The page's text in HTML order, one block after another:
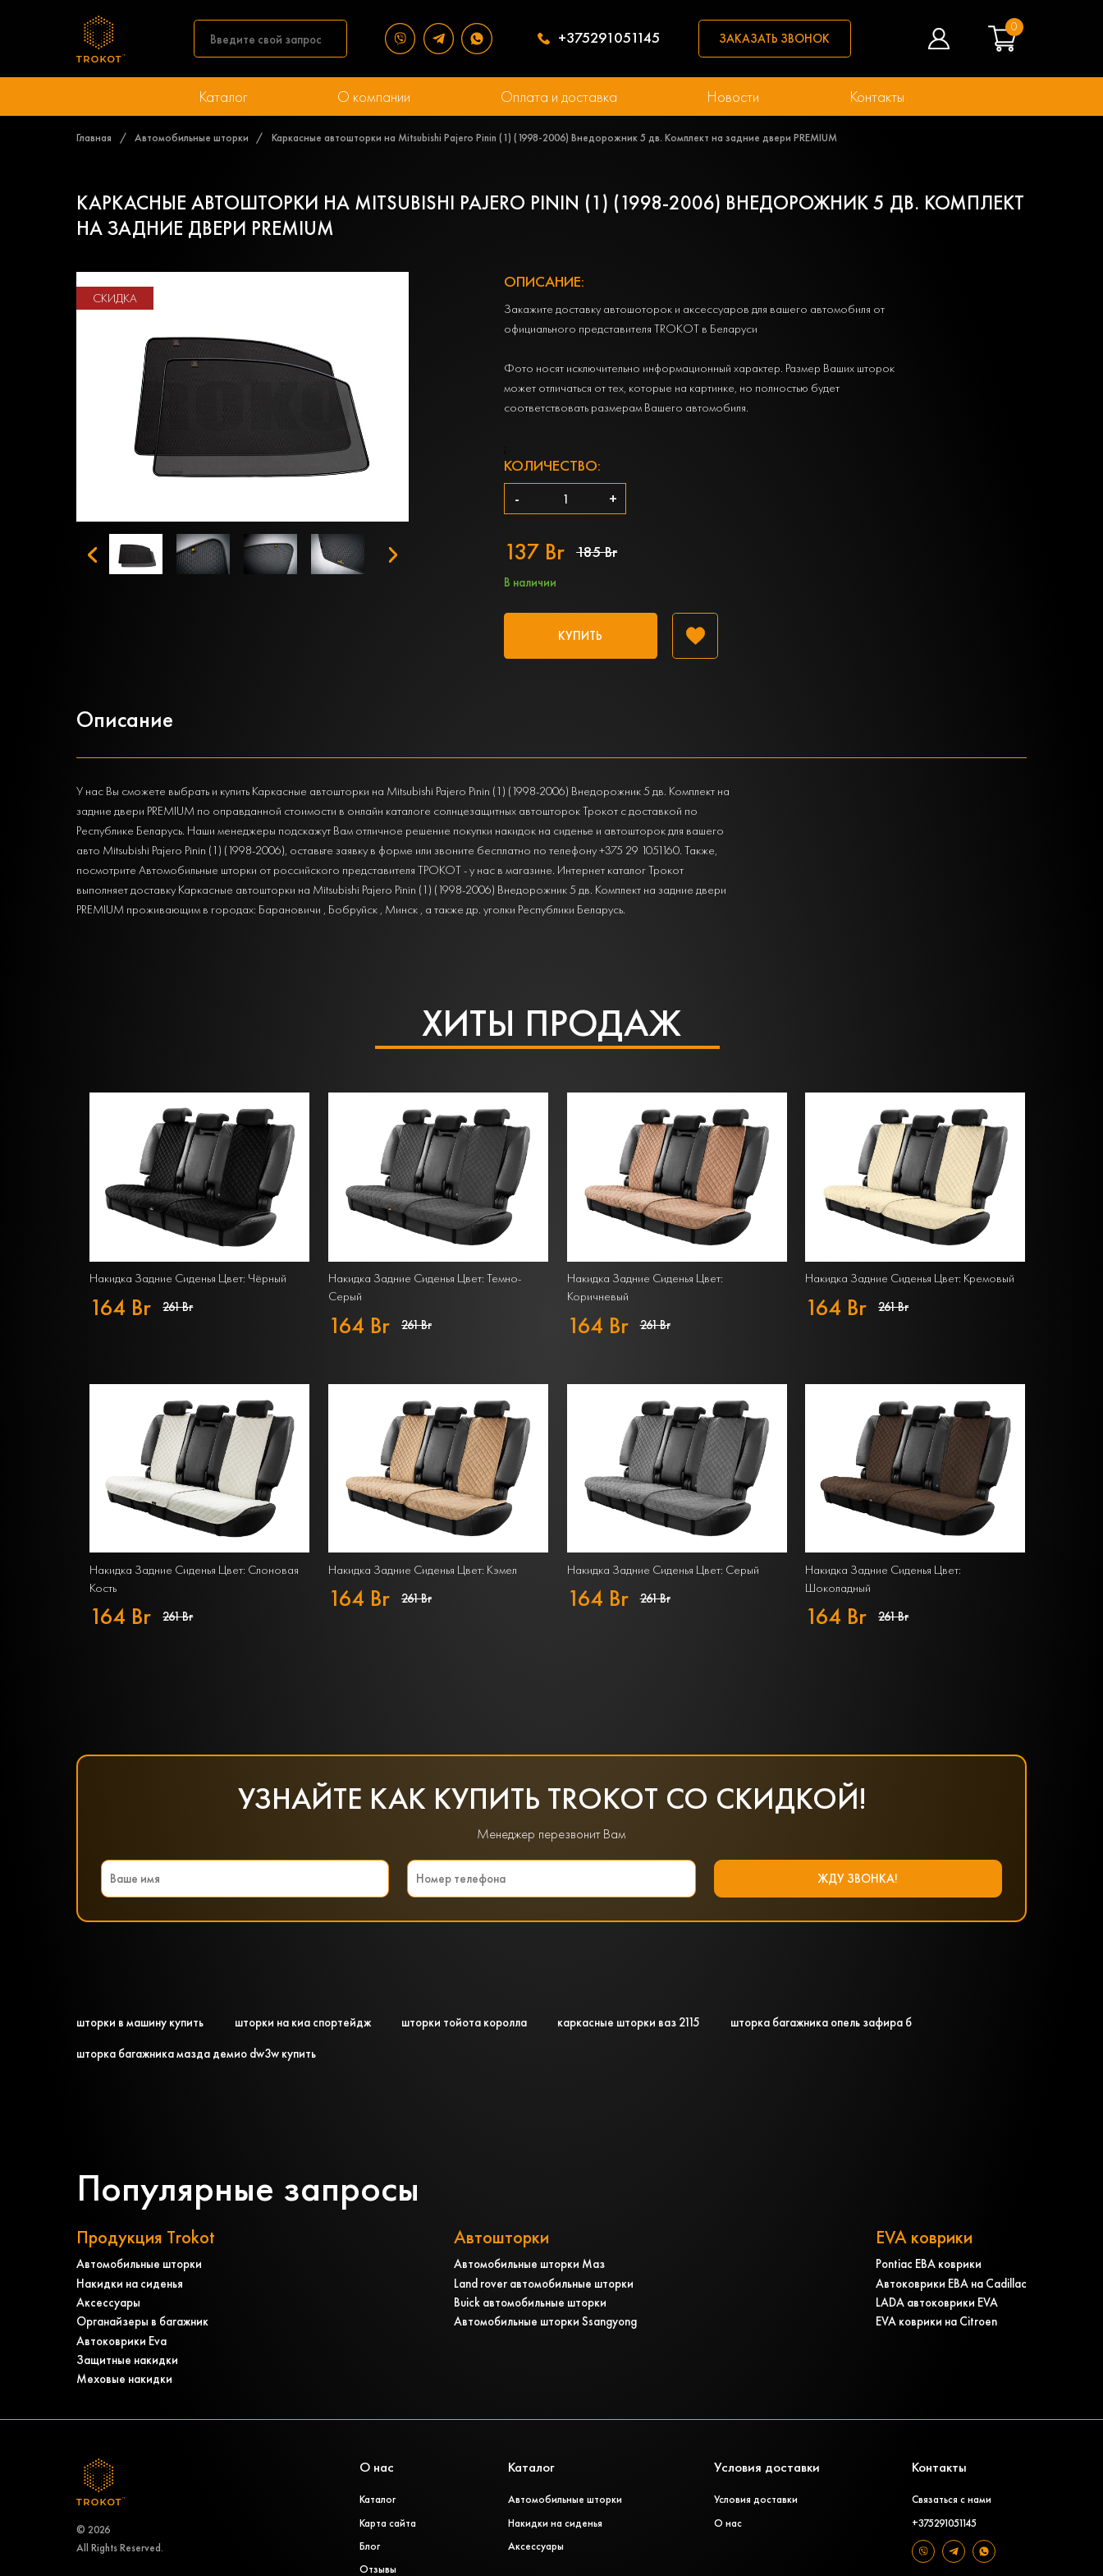
+375291051145 ЗАКАЗАТЬ ЗВОНОК
0
Каталог О компании Оплата и доставка Новости Контакты
Главная Автомобильные шторки Каркасные автошторки на Mitsubishi Pajero Pinin (1) (1998-2006) Внедорожник 5 дв. Комплект на задние двери PREMIUM
КАРКАСНЫЕ АВТОШТОРКИ НА MITSUBISHI PAJERO PININ (1) (1998-2006) ВНЕДОРОЖНИК 5 ДВ. КОМПЛЕКТ
НА ЗАДНИЕ ДВЕРИ PREMIUM
СКИДКА
ОПИСАНИЕ:
Закажите доставку автошоторок и аксессуаров для вашего автомобиля от
официального представителя TROKOT в Беларуси
Фото носят исключительно информационный характер. Размер Ваших шторок
может отличаться от тех, которые на картинке, но полностью будет
соответствовать размерам Вашего автомобиля.
КОЛИЧЕСТВО:
-
+
137 Br 185 Br
В наличии
КУПИТЬ
Описание
У нас Вы сможете выбрать и купить Каркасные автошторки на Mitsubishi Pajero Pinin (1) (1998-2006) Внедорожник 5 дв. Комплект на
задние двери PREMIUM по оправданной стоимости в онлайн каталоге солнцезащитных автошторок Трокот с доставкой по
Республике Беларусь. Наши менеджеры подскажут Вам отличное решение покупки накидок на сиденье и автошторок для вашего
авто Mitsubishi Pajero Pinin (1) (1998-2006), оставьте заявку в форме или звоните бесплатно по телефону +375 29 1051160. Также,
посмотрите Автомобильные шторки от российского представителя ТРОКОТ - у нас в магазине. Интернет каталог Трокот
выполняет доставку Каркасные автошторки на Mitsubishi Pajero Pinin (1) (1998-2006) Внедорожник 5 дв. Комплект на задние двери
PREMIUM проживающим в городах: Барановичи , Бобруйск , Минск , а также др. уголки Республики Беларусь.
ХИТЫ ПРОДАЖ
Накидка Задние Сиденья Цвет: Чёрный
164 Br 261 Br
Накидка Задние Сиденья Цвет: Темно-
Серый
164 Br 261 Br
Накидка Задние Сиденья Цвет:
Коричневый
164 Br 261 Br
Накидка Задние Сиденья Цвет: Кремовый
164 Br 261 Br
Накидка Задние Сиденья Цвет: Слоновая
Кость
164 Br 261 Br
Накидка Задние Сиденья Цвет: Кэмел
164 Br 261 Br
Накидка Задние Сиденья Цвет: Серый
164 Br 261 Br
Накидка Задние Сиденья Цвет:
Шоколадный
164 Br 261 Br
Популярные запросы
Продукция Trokot
Автомобильные шторки
Накидки на сиденья
Аксессуары
Органайзеры в багажник
Автоковрики Eva
Защитные накидки
Меховые накидки
Автошторки
Автомобильные шторки Маз
Land rover автомобильные шторки
Buick автомобильные шторки
Автомобильные шторки Ssangyong
EVA коврики
Pontiac ЕВА коврики
Автоковрики ЕВА на Cadillac
LADA автоковрики EVA
EVA коврики на Citroen
УЗНАЙТЕ КАК КУПИТЬ TROKOT СО СКИДКОЙ!
Менеджер перезвонит Вам
шторки в машину купить шторки на киа спортейдж шторки тойота королла каркасные шторки ваз 2115
шторка багажника опель зафира б
шторка багажника мазда демио dw3w купить
© 2026
All Rights Reserved.
О нас
Каталог
Карта сайта
Блог
Отзывы
Каталог
Автомобильные шторки
Накидки на сиденья
Аксессуары
Условия доставки
Условия доставки
О нас
Контакты
Связаться с нами
+375291051145